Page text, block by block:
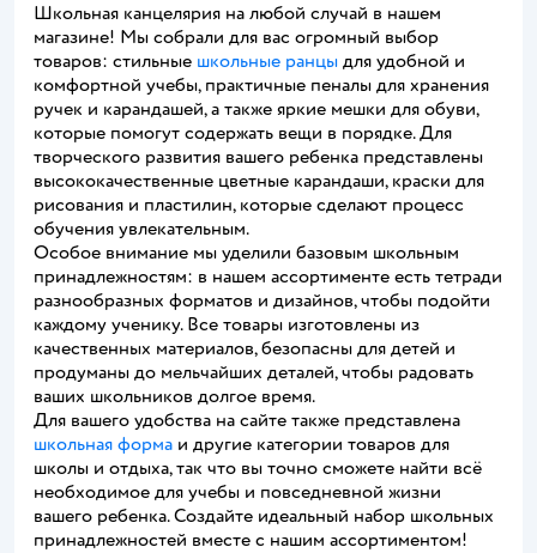
Школьная канцелярия на любой случай в нашем
магазине! Мы собрали для вас огромный выбор
товаров: стильные школьные ранцы для удобной и
комфортной учебы, практичные пеналы для хранения
ручек и карандашей, а также яркие мешки для обуви,
которые помогут содержать вещи в порядке. Для
творческого развития вашего ребенка представлены
высококачественные цветные карандаши, краски для
рисования и пластилин, которые сделают процесс
обучения увлекательным.
Особое внимание мы уделили базовым школьным
принадлежностям: в нашем ассортименте есть тетради
разнообразных форматов и дизайнов, чтобы подойти
каждому ученику. Все товары изготовлены из
качественных материалов, безопасны для детей и
продуманы до мельчайших деталей, чтобы радовать
ваших школьников долгое время.
Для вашего удобства на сайте также представлена
школьная форма и другие категории товаров для
школы и отдыха, так что вы точно сможете найти всё
необходимое для учебы и повседневной жизни
вашего ребенка. Создайте идеальный набор школьных
принадлежностей вместе с нашим ассортиментом!